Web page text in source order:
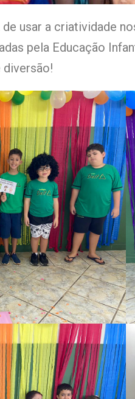
usar a criatividade
pela Educação
diversão!